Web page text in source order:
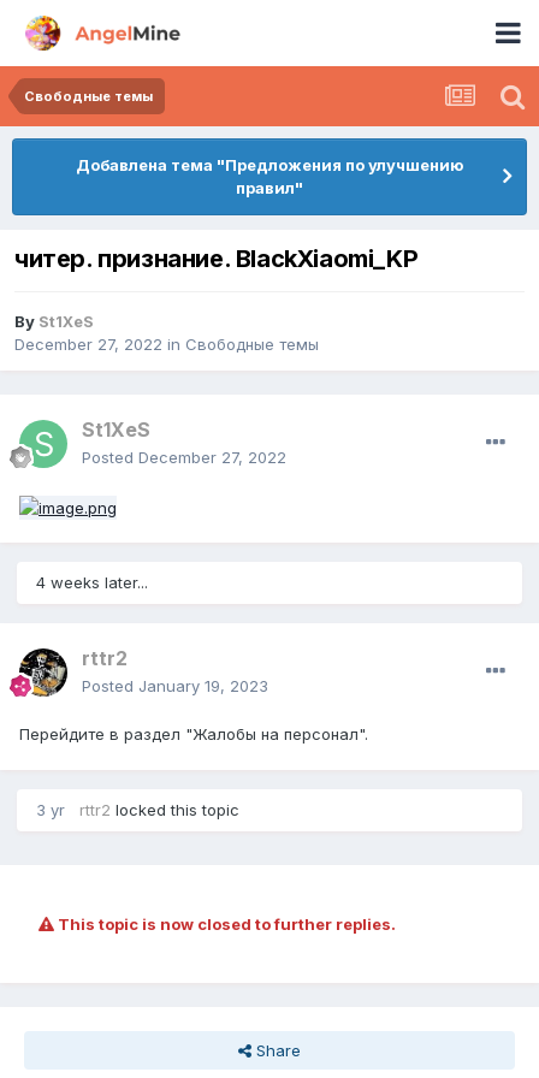
Свободные темы
Добавлена тема "Предложения по улучшению
правил"
читер. признание. BlackXiaomi_KP
By St1XeS
December 27, 2022 in Свободные темы
St1XeS
Posted December 27, 2022
4 weeks later...
rttr2
Posted January 19, 2023
Перейдите в раздел "Жалобы на персонал".
3 yr rttr2 locked this topic
This topic is now closed to further replies.
Share